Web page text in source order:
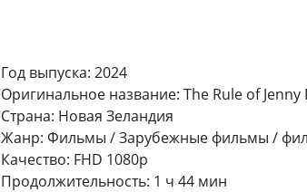
Год выпуска: 2024
Оригинальное название: The Rule of Jenny
Страна: Новая Зеландия
Жанр: Фильмы / Зарубежные фильмы /
Качество: FHD 1080p
Продолжительность: 1 ч 44 мин